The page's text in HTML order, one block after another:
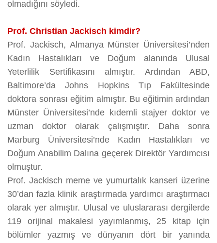
olmadığını söyledi.
Prof. Christian Jackisch kimdir?
Prof. Jackisch, Almanya Münster Üniversitesi’nden
Kadın Hastalıkları ve Doğum alanında Ulusal
Yeterlilik Sertifikasını almıştır. Ardından ABD,
Baltimore’da Johns Hopkins Tıp Fakültesinde
doktora sonrası eğitim almıştır. Bu eğitimin ardından
Münster Üniversitesi’nde kıdemli stajyer doktor ve
uzman doktor olarak çalışmıştır. Daha sonra
Marburg Üniversitesi’nde Kadın Hastalıkları ve
Doğum Anabilim Dalına geçerek Direktör Yardımcısı
olmuştur.
Prof. Jackisch meme ve yumurtalık kanseri üzerine
30’dan fazla klinik araştırmada yardımcı araştırmacı
olarak yer almıştır. Ulusal ve uluslararası dergilerde
119 orijinal makalesi yayımlanmış, 25 kitap için
bölümler yazmış ve dünyanın dört bir yanında